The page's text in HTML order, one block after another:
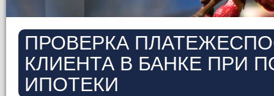
ПРОВЕРКА
КЛИЕНТА В БАНКЕ ПРИ
ИПОТЕКИ